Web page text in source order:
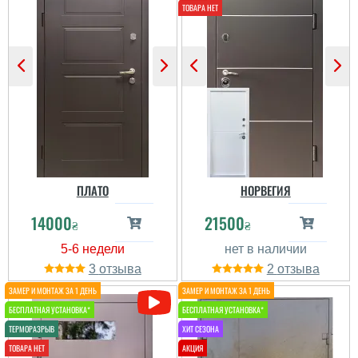
Надійний та довговічний
дверей у будинок. Не
бояться сонця і можуть
Нарешті отримали двері,
ціна гарнаі і якість теж.
на почут пришло все в
повній предоплаті, бо
так дешевше і без
комісій. Оплату
Є...
ПЛАТО
14000₴
3
НОРВЕГИЯ
21500₴
2